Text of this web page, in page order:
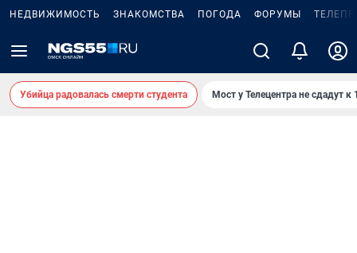
НЕДВИЖИМОСТЬ ЗНАКОМСТВА ПОГОДА ФОРУМЫ
Убийца радовалась смерти студента Мост у Телецентра не сдадут к